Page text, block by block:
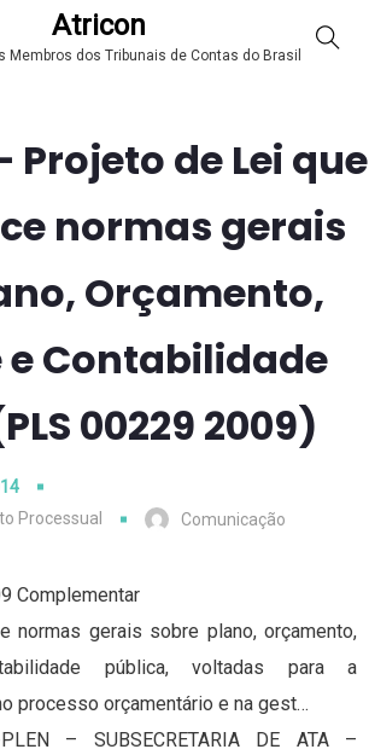
Atricon
Membros dos Tribunais de Contas do Brasil
Projeto de Lei que
normas gerais
Orçamento,
Contabilidade
00229 2009)
Processual
Comunicação
Complementar
normas gerais sobre plano, orçamento,
pública, voltadas para a
processo orçamentário e na gest…
– SUBSECRETARIA DE ATA –